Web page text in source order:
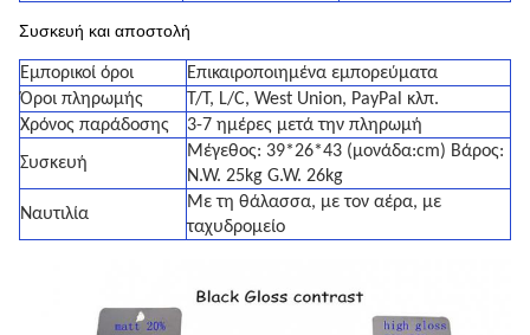
Συσκευή και αποστολή
Εμπορικοί όροι
Επικαιροποιημένα εμπορεύματα
Όροι πληρωμής
T/T, L/C, West Union, PayPal κλπ.
Χρόνος παράδοσης
3-7 ημέρες μετά την πληρωμή
Συσκευή
Μέγεθος: 39*26*43 (μονάδα:cm) Βάρος:
N.W. 25kg G.W. 26kg
Ναυτιλία
Με τη θάλασσα, με τον αέρα, με
ταχυδρομείο